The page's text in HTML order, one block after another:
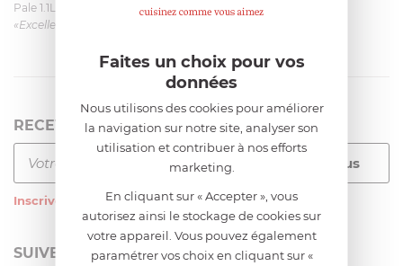
Pale 1.1L pour Glacier Magimix 11031/121/123/124
«Excellent: produit et livraison»
RECEVEZ LA NEWSLETTER
Inscrivez-vous à notre newsletter
SUIVEZ-NOUS
Faites un choix pour vos
données
Nous utilisons des cookies pour améliorer
la navigation sur notre site, analyser son
utilisation et contribuer à nos efforts
marketing.
En cliquant sur « Accepter », vous
autorisez ainsi le stockage de cookies sur
votre appareil. Vous pouvez également
paramétrer vos choix en cliquant sur «